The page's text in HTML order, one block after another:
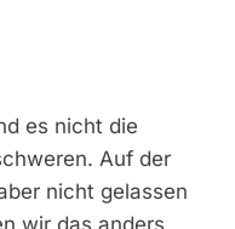
es nicht die
Auf der
nicht gelassen